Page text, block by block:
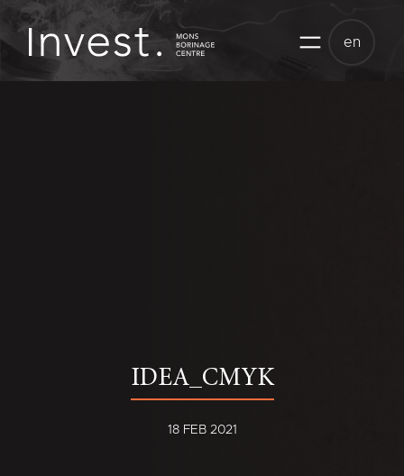
Skip
content
en
IDEA_CMYK
18 FEB 2021